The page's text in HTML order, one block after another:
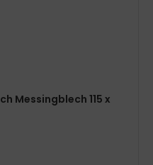
Messingblech 115 x